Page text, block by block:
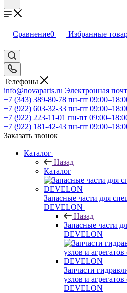
Сравнение0 Избранные
Телефоны
info@novaparts.ru Электронная
+7 (343) 389-80-78 пн-пт
+7 (922) 603-32-33 пн-пт
+7 (922) 223-11-01 пн-пт
+7 (922) 181-42-43 пн-пт
Заказать звонок
Каталог
Назад
Каталог
Запасные части для
DEVELON
Назад
Запасные части
DEVELON
Запчасти
узлов и
DEVELON